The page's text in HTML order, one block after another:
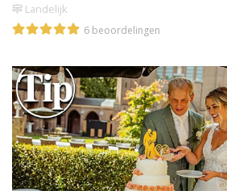
Landelijk
6 beoordelingen